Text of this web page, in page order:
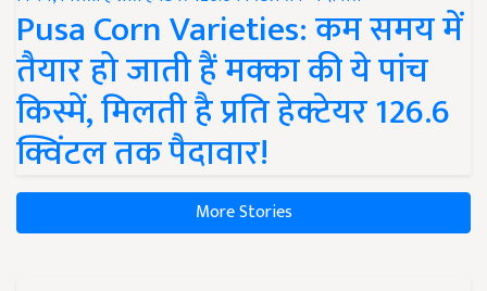
Pusa Corn Varieties: कम समय में
तैयार हो जाती हैं मक्का की ये पांच
किस्में, मिलती है प्रति हेक्टेयर 126.6
क्विंटल तक पैदावार!
More Stories